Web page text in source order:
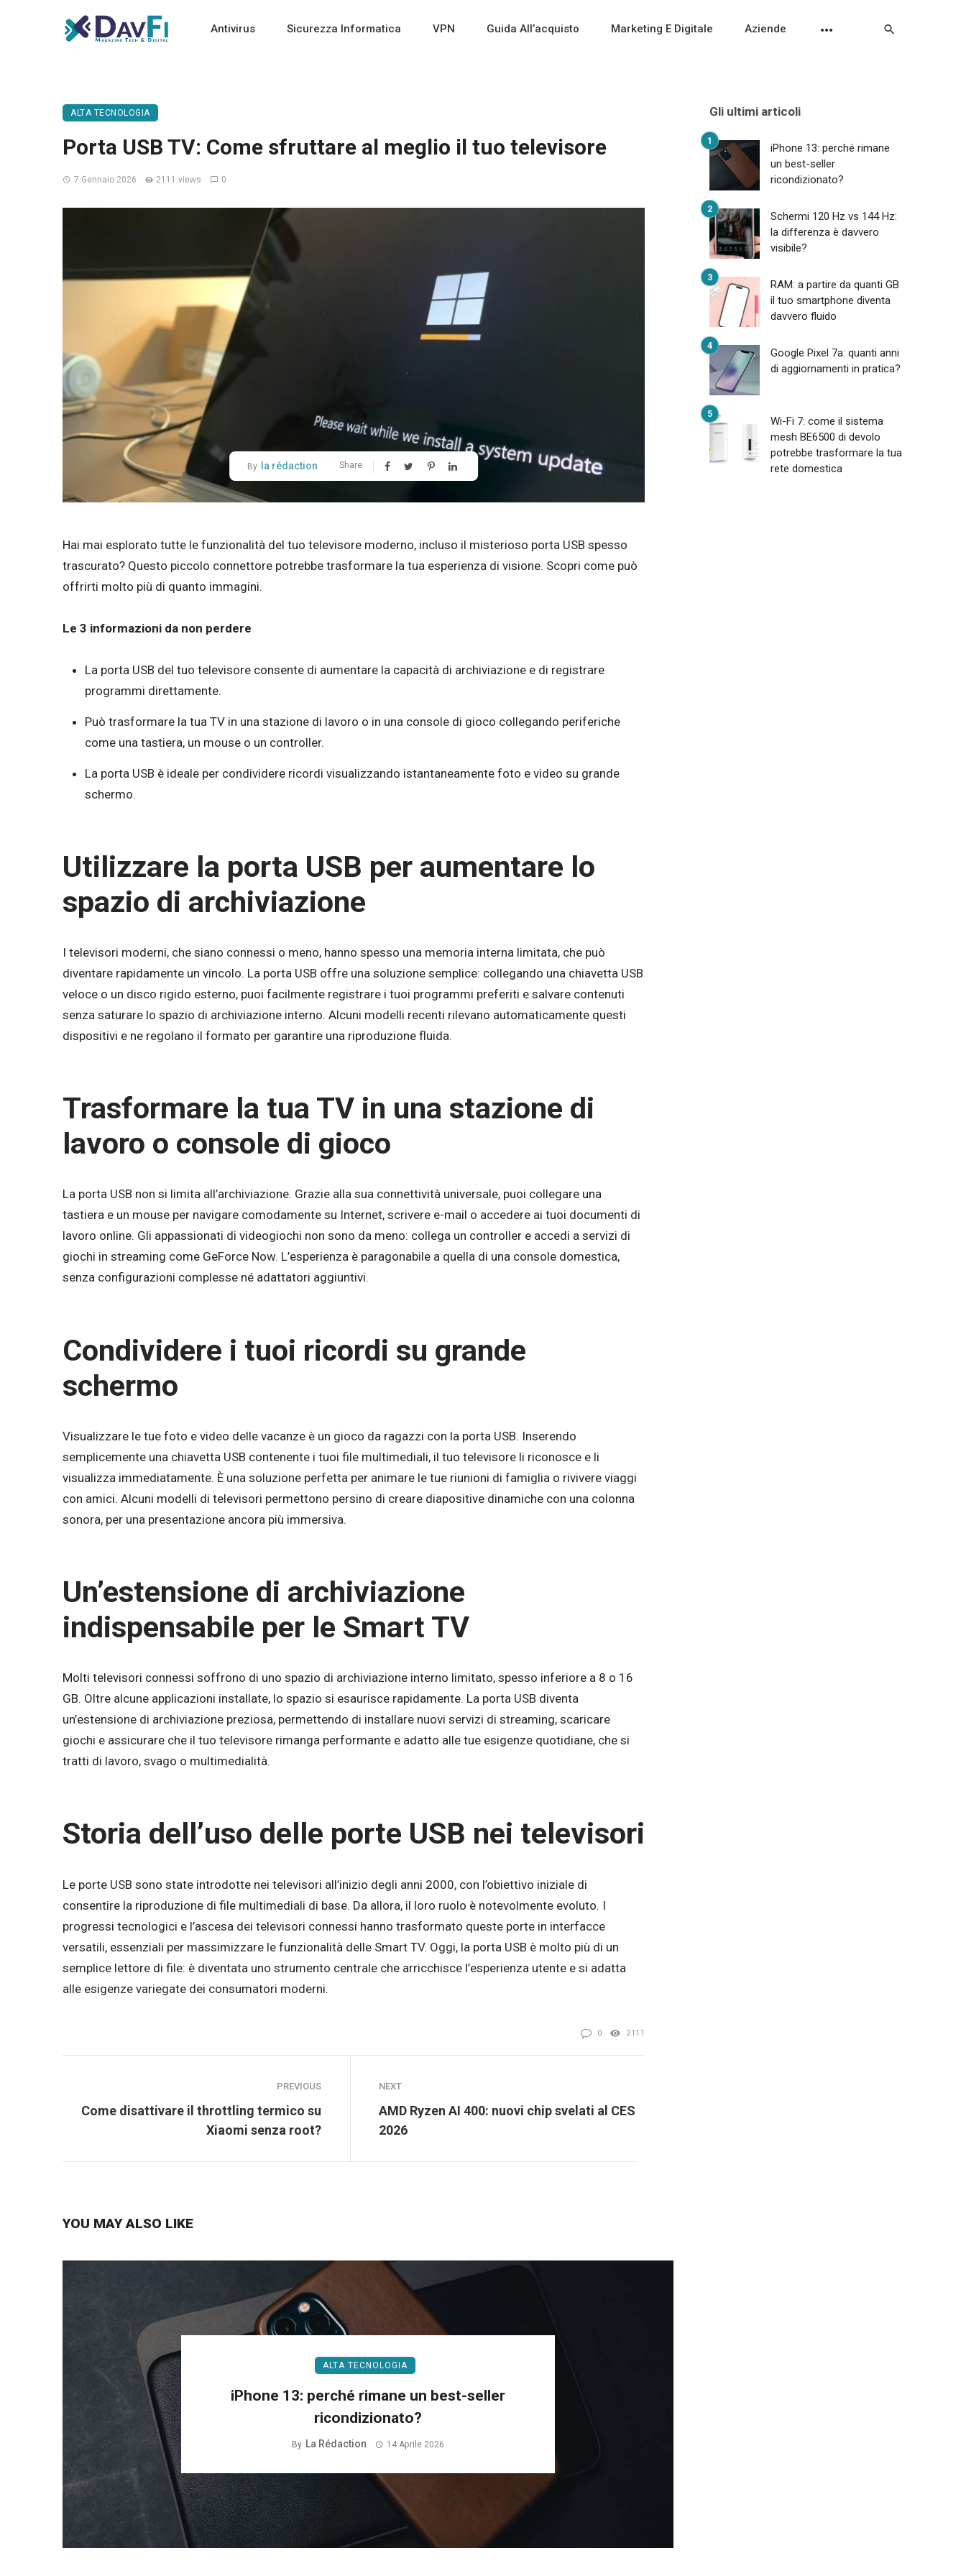
Antivirus Sicurezza Informatica VPN Guida All’acquisto Marketing E Digitale Aziende
ALTA TECNOLOGIA
Porta USB TV: Come sfruttare al meglio il tuo televisore
7 Gennaio 2026 2111 views 0
By la rédaction Share
Hai mai esplorato tutte le funzionalità del tuo televisore moderno, incluso il misterioso porta USB spesso
trascurato? Questo piccolo connettore potrebbe trasformare la tua esperienza di visione. Scopri come può
offrirti molto più di quanto immagini.
Le 3 informazioni da non perdere
La porta USB del tuo televisore consente di aumentare la capacità di archiviazione e di registrare
programmi direttamente.
Può trasformare la tua TV in una stazione di lavoro o in una console di gioco collegando periferiche
come una tastiera, un mouse o un controller.
La porta USB è ideale per condividere ricordi visualizzando istantaneamente foto e video su grande
schermo.
Utilizzare la porta USB per aumentare lo
spazio di archiviazione
I televisori moderni, che siano connessi o meno, hanno spesso una memoria interna limitata, che può
diventare rapidamente un vincolo. La porta USB offre una soluzione semplice: collegando una chiavetta USB
veloce o un disco rigido esterno, puoi facilmente registrare i tuoi programmi preferiti e salvare contenuti
senza saturare lo spazio di archiviazione interno. Alcuni modelli recenti rilevano automaticamente questi
dispositivi e ne regolano il formato per garantire una riproduzione fluida.
Trasformare la tua TV in una stazione di
lavoro o console di gioco
La porta USB non si limita all’archiviazione. Grazie alla sua connettività universale, puoi collegare una
tastiera e un mouse per navigare comodamente su Internet, scrivere e-mail o accedere ai tuoi documenti di
lavoro online. Gli appassionati di videogiochi non sono da meno: collega un controller e accedi a servizi di
giochi in streaming come GeForce Now. L’esperienza è paragonabile a quella di una console domestica,
senza configurazioni complesse né adattatori aggiuntivi.
Condividere i tuoi ricordi su grande
schermo
Visualizzare le tue foto e video delle vacanze è un gioco da ragazzi con la porta USB. Inserendo
semplicemente una chiavetta USB contenente i tuoi file multimediali, il tuo televisore li riconosce e li
visualizza immediatamente. È una soluzione perfetta per animare le tue riunioni di famiglia o rivivere viaggi
con amici. Alcuni modelli di televisori permettono persino di creare diapositive dinamiche con una colonna
sonora, per una presentazione ancora più immersiva.
Un’estensione di archiviazione
indispensabile per le Smart TV
Molti televisori connessi soffrono di uno spazio di archiviazione interno limitato, spesso inferiore a 8 o 16
GB. Oltre alcune applicazioni installate, lo spazio si esaurisce rapidamente. La porta USB diventa
un’estensione di archiviazione preziosa, permettendo di installare nuovi servizi di streaming, scaricare
giochi e assicurare che il tuo televisore rimanga performante e adatto alle tue esigenze quotidiane, che si
tratti di lavoro, svago o multimedialità.
Storia dell’uso delle porte USB nei televisori
Le porte USB sono state introdotte nei televisori all’inizio degli anni 2000, con l’obiettivo iniziale di
consentire la riproduzione di file multimediali di base. Da allora, il loro ruolo è notevolmente evoluto. I
progressi tecnologici e l’ascesa dei televisori connessi hanno trasformato queste porte in interfacce
versatili, essenziali per massimizzare le funzionalità delle Smart TV. Oggi, la porta USB è molto più di un
semplice lettore di file: è diventata uno strumento centrale che arricchisce l’esperienza utente e si adatta
alle esigenze variegate dei consumatori moderni.
0 2111
PREVIOUS
Come disattivare il throttling termico su
Xiaomi senza root?
NEXT
AMD Ryzen AI 400: nuovi chip svelati al CES
2026
YOU MAY ALSO LIKE
ALTA TECNOLOGIA
iPhone 13: perché rimane un best-seller
ricondizionato?
By La Rédaction 14 Aprile 2026
Gli ultimi articoli
iPhone 13: perché rimane
un best-seller
ricondizionato?
Schermi 120 Hz vs 144 Hz:
la differenza è davvero
visibile?
RAM: a partire da quanti GB
il tuo smartphone diventa
davvero fluido
Google Pixel 7a: quanti anni
di aggiornamenti in pratica?
Wi-Fi 7: come il sistema
mesh BE6500 di devolo
potrebbe trasformare la tua
rete domestica